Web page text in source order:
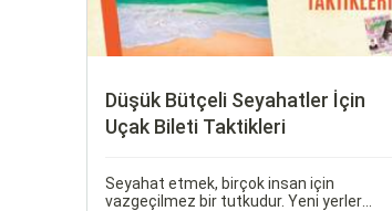
Düşük Bütçeli Seyahatler İçin
Uçak Bileti Taktikleri
Seyahat etmek, birçok insan için
vazgeçilmez bir tutkudur. Yeni yerler